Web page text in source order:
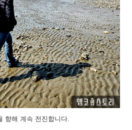
향해 계속 전진합니다.